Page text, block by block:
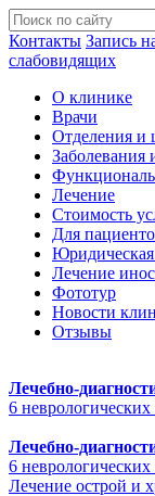
Контакты Запись
слабовидящих
О клинике
Врачи
Отделения и
Лечение
Стоимость
Для
Лечение
Фототур
Новости
Отзывы
Лечебно-
6
Лечебно-
6
Лечение острой и